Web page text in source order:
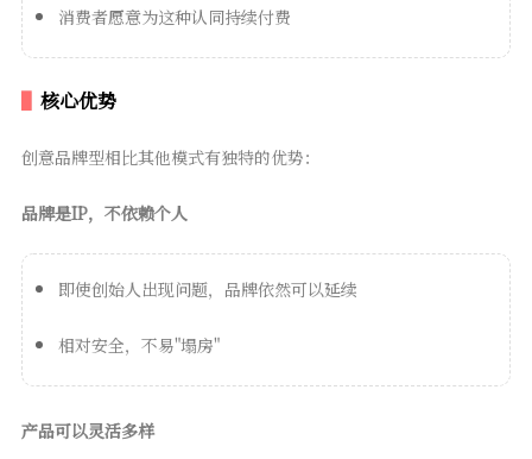
消费者愿意为这种认同持续付费
核心优势
创意品牌型相比其他模式有独特的优势：
品牌是IP，不依赖个人
即使创始人出现问题，品牌依然可以延续
相对安全，不易"塌房"
产品可以灵活多样